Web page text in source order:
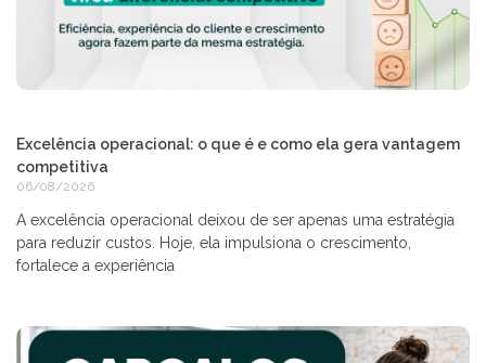
Excelência operacional: o que é e como ela gera vantagem
competitiva
06/08/2026
A excelência operacional deixou de ser apenas uma estratégia
para reduzir custos. Hoje, ela impulsiona o crescimento,
fortalece a experiência